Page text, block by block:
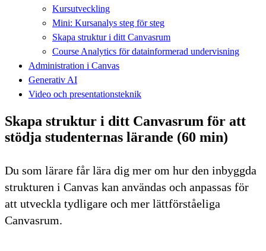
Kursutveckling
Mini: Kursanalys steg för steg
Skapa struktur i ditt Canvasrum
Course Analytics för datainformerad undervisning
Administration i Canvas
Generativ AI
Video och presentationsteknik
Skapa struktur i ditt Canvasrum för att
stödja studenternas lärande (60 min)
Du som lärare får lära dig mer om hur den inbyggda
strukturen i Canvas kan användas och anpassas för
att utveckla tydligare och mer lättförståeliga
Canvasrum.